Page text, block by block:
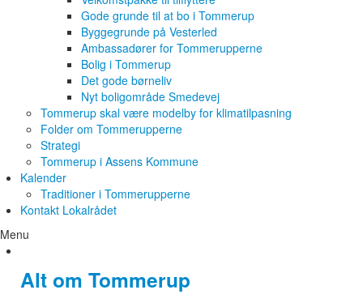
Gode grunde til at bo i Tommerup
Byggegrunde på Vesterled
Ambassadører for Tommerupperne
Bolig i Tommerup
Det gode børneliv
Nyt boligområde Smedevej
Tommerup skal være modelby for klimatilpasning
Folder om Tommerupperne
Strategi
Tommerup i Assens Kommune
Kalender
Traditioner i Tommerupperne
Kontakt Lokalrådet
Menu
Alt om Tommerup